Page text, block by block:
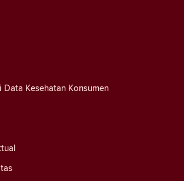
Data Kesehatan Konsumen